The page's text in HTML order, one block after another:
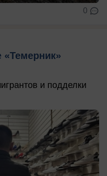
0
и подделки